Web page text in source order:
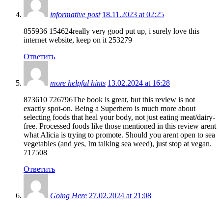
informative post 18.11.2023 at 02:25
855936 154624really very good put up, i surely love this
internet website, keep on it 253279
Ответить
more helpful hints 13.02.2024 at 16:28
873610 726796The book is great, but this review is not
exactly spot-on. Being a Superhero is much more about
selecting foods that heal your body, not just eating meat/dairy-
free. Processed foods like those mentioned in this review arent
what Alicia is trying to promote. Should you arent open to sea
vegetables (and yes, Im talking sea weed), just stop at vegan.
717508
Ответить
Going Here 27.02.2024 at 21:08